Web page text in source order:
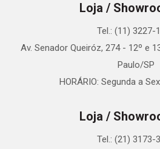
Loja /
Tel.: (11) 3227-
Av. Senador Queiróz, 274 - 12º e
Paulo/SP
HORÁRIO: Segunda a
Loja /
Tel.: (21) 3173-